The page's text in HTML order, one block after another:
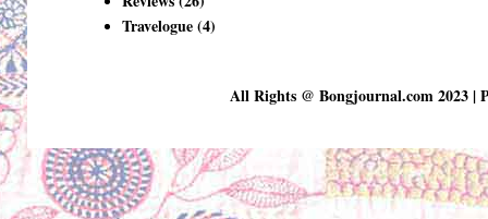
Travelogue (4)
All Rights @ Bongjournal.com 2023 |